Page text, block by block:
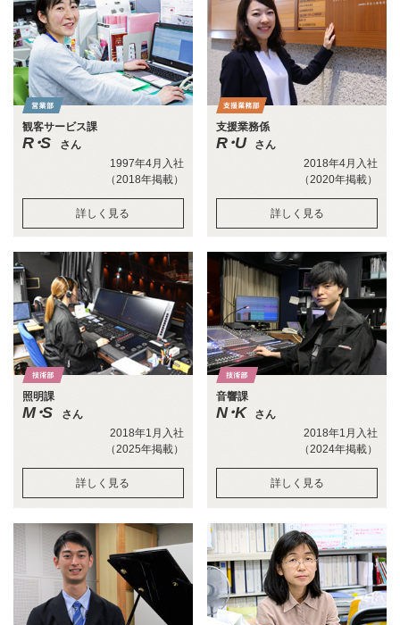
観客サービス課
R・S
さん
1997年4月入社
（2018年掲載）
詳しく見る
支援業務係
R・U
さん
2018年4月入社
（2020年掲載）
詳しく見る
照明課
M・S
さん
2018年1月入社
（2025年掲載）
詳しく見る
音響課
N・K
さん
2018年1月入社
（2024年掲載）
詳しく見る